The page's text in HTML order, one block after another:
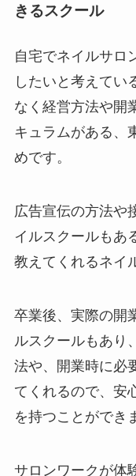
きるスクール
自宅でネイルサロ
したいと考えてい
なく経営方法や開
キュラムがある、
めです。
広告宣伝の方法や
イルスクールもあ
教えてくれるネイ
卒業後、実際の開
ルスクールもあり
法や、開業時に必
てくれるので、安
を持つことができ
サロンワークが体